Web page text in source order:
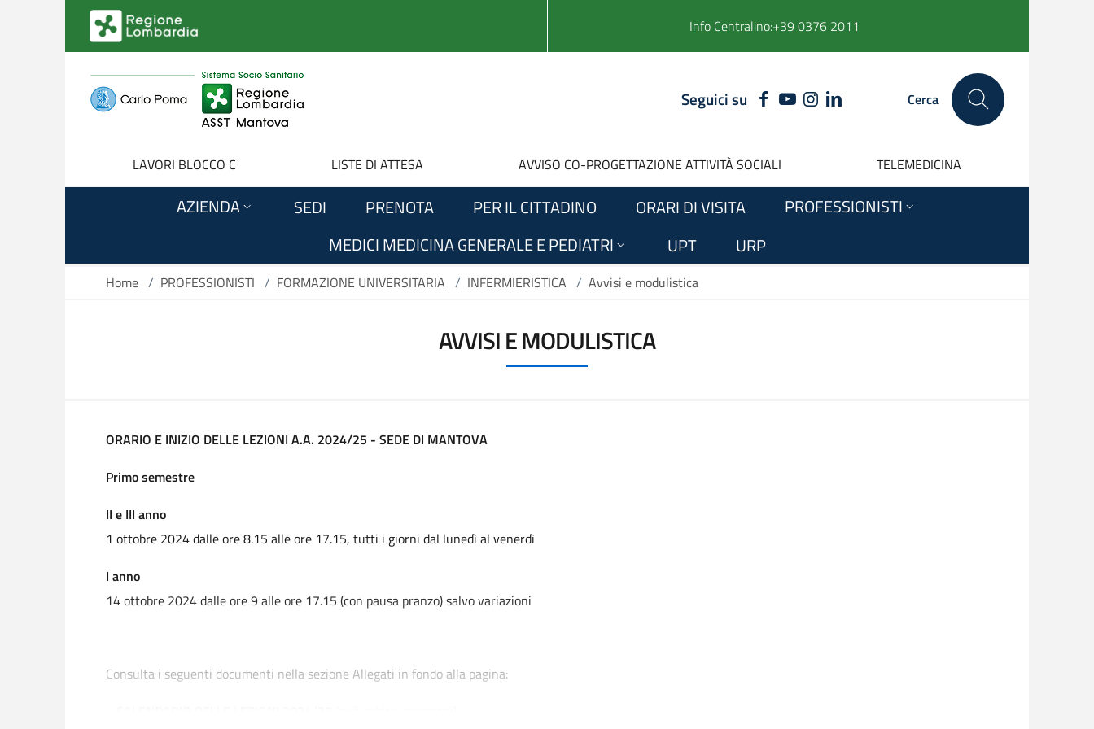
Salta al contenuto principale
Info Centralino:+39 0376 2011
Seguici suFACEBOOK
YOUTUBE
INSTAGRAM
LINKEDIN Cerca
LAVORI BLOCCO C LISTE DI ATTESA AVVISO CO-PROGETTAZIONE ATTIVITÀ SOCIALI TELEMEDICINA
AZIENDA SEDI PRENOTA PER IL CITTADINO ORARI DI VISITA
PROFESSIONISTI
MEDICI MEDICINA GENERALE E PEDIATRI
UPT URP
Home / PROFESSIONISTI / FORMAZIONE UNIVERSITARIA / INFERMIERISTICA / Avvisi e modulistica
AVVISI E MODULISTICA
ORARIO E INIZIO DELLE LEZIONI A.A. 2024/25 - SEDE DI MANTOVA
Primo semestre
II e III anno
1 ottobre 2024 dalle ore 8.15 alle ore 17.15, tutti i giorni dal lunedì al venerdì
I anno
14 ottobre 2024 dalle ore 9 alle ore 17.15 (con pausa pranzo) salvo variazioni
Consulta i seguenti documenti nella sezione Allegati in fondo alla pagina: